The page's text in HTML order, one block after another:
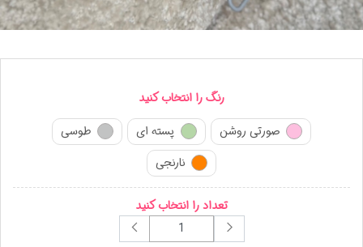
رنگ را انتخاب کنید
صورتی روشن
پسته ای
طوسی
نارنجی
تعداد را انتخاب کنید